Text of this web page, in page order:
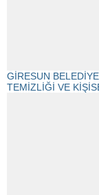
GİRESUN
TEMİZLİĞİ VE